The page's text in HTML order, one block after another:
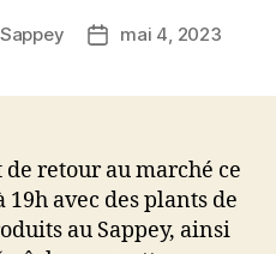
Datemai 4, 2023
de retour au marché ce
avec des plants de
au Sappey, ainsi